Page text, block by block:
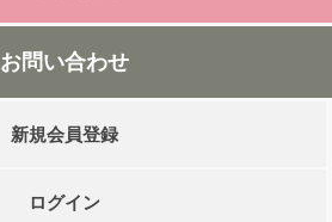
お問い合わせ
新規会員登録
ログイン